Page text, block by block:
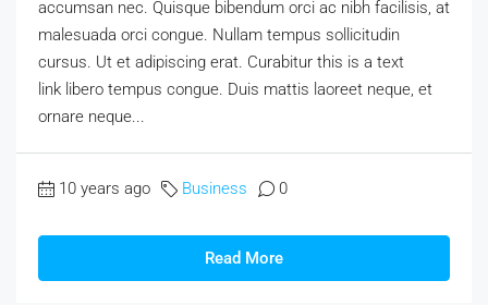
accumsan nec. Quisque bibendum orci ac nibh facilisis, at
malesuada orci congue. Nullam tempus sollicitudin
cursus. Ut et adipiscing erat. Curabitur this is a text
link libero tempus congue. Duis mattis laoreet neque, et
ornare neque...
10 years ago Business 0
Read More